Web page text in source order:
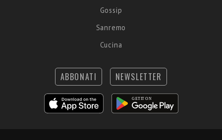
Gossip
Sanremo
Cucina
ABBONATI NEWSLETTER